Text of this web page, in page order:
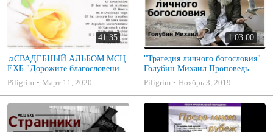
41:35
♫СВАДЕБНЫЙ АЛЬБОМ МСЦ
ЕХБ "Дорожите благословением
- Христианские песни.
Музыкальный диск. Псалмы
Piligrim Март 11, 2020
1:03:00
"Трагедия личного богословия"
Голубин Михаил Проповедь
2019
Piligrim Ноябрь 3, 2019